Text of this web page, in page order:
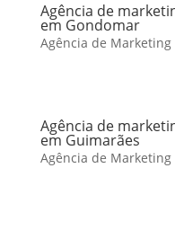
Agência de
em Gondomar
Agência de
Agência de
em Guimarães
Agência de